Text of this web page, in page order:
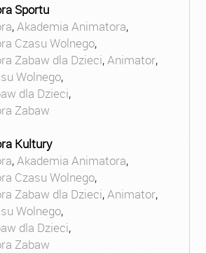
Sportu
,Akademia Animatora,
Czasu Wolnego,
Zabaw dla Dzieci,Animator,
Wolnego,
dla Dzieci,
Zabaw
Kultury
,Akademia Animatora,
Czasu Wolnego,
Zabaw dla Dzieci,Animator,
Wolnego,
dla Dzieci,
Zabaw